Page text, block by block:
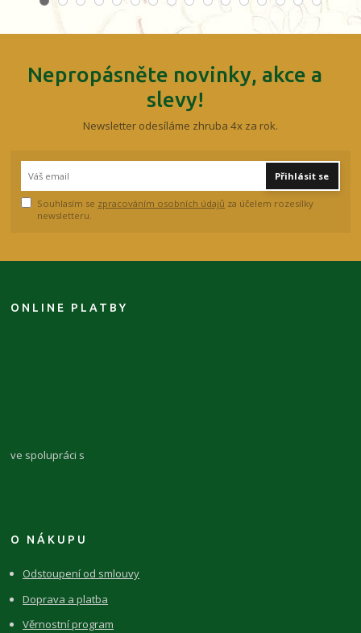
Nepropásněte novinky, akce a
slevy!
Newsletter odesíláme zhruba 4x za rok.
Přihlásit se
Souhlasím se zpracováním osobních údajů za účelem rozesílky
newsletteru.
ONLINE PLATBY
ve spolupráci s
O NÁKUPU
Odstoupení od smlouvy
Doprava a platba
Věrnostní program